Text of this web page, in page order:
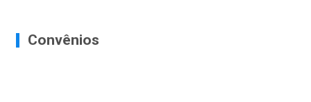
Convênios